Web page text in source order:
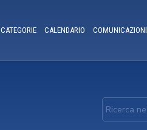
CATEGORIE CALENDARIO COMUNICAZIONI